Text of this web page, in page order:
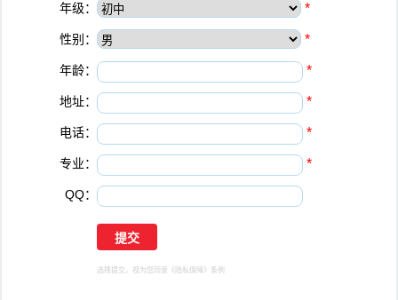
年级： *
性别： *
年龄： *
地址： *
电话： *
专业： *
QQ：
选择提交，视为您同意 《隐私保障》 条例